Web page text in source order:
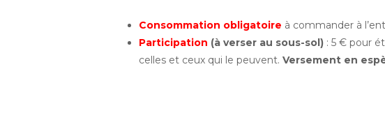
Consommation obligatoire à commander à
Participation (à verser au sous-sol) : 5 € pour
celles et ceux qui le peuvent. Versement en